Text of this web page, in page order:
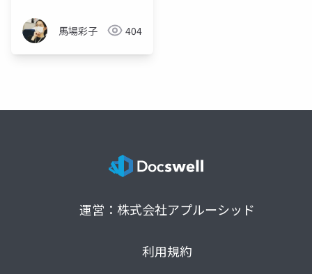
馬場彩子 404
運営：株式会社アプルーシッド
利用規約